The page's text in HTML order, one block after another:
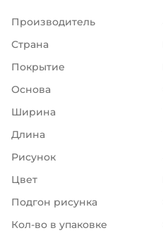
Производитель
Страна
Покрытие
Основа
Ширина
Длина
Рисунок
Цвет
Подгон рисунка
Кол-во в упаковке